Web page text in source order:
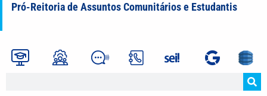
Pró-Reitoria de Assuntos Comunitários e Estudantis